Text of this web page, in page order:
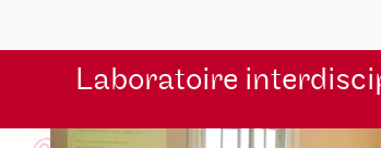
Laboratoire